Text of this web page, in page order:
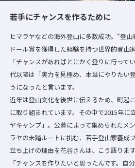
若手にチャンスを作るために
ヒマラヤなどの海外登山に多数成功。“登
ドール賞を獲得した経験を持つ世界的登山
「チャンスがあればとにかく登りに行って
代以降は「実力を見極め、本当にやりたい
うになったと言います。
近年は登山文化を後世に伝えるため、町起
に取り組まれています。その中で2015年に
ヤキャンプ」。公募によって集められたメ
ラヤの未踏ルートに挑む、若手登山家養成
立ち上げの理由を花谷さんは、こう語ります
「チャンスを作りたいと思ったんです。自